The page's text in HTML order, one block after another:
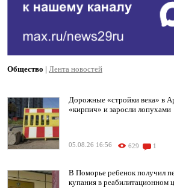
Общество | Лента новостей
Дорожные «стройки века» в
«кирпич» и заросли лопухами
05.08.26 16:56 629 1
В Поморье ребенок получил
купания в реабилитационном